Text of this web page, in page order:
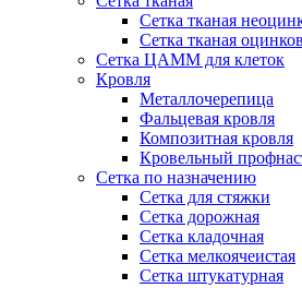
Сетка тканая
Сетка тканая
Сетка ЦАММ для клеток
Кровля
Металлочерепица
Фальцевая кровля
Композитная кровля
Кровельный
Сетка по назначению
Сетка для стяжки
Сетка дорожная
Сетка кладочная
Сетка мелкоячеистая
Сетка штукатурная